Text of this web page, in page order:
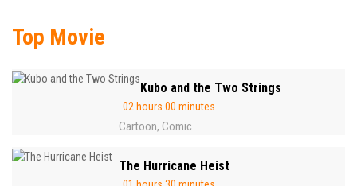
Top Movie
Kubo and the Two Strings
02 hours 00 minutes
Cartoon, Comic
The Hurricane Heist